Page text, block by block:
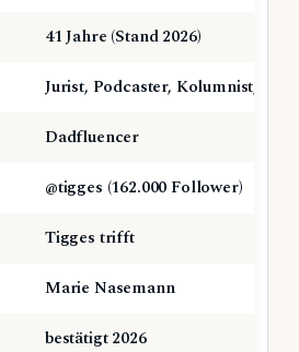
41 Jahre (Stand 2026)
Jurist, Podcaster, Kolumnist,
Dadfluencer
@tigges (162.000 Follower)
Tigges trifft
Marie Nasemann
bestätigt 2026